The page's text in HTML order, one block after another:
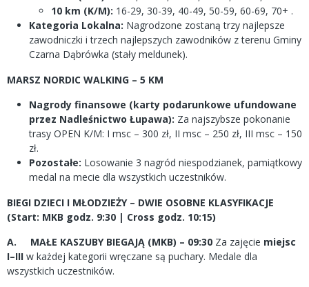
10 km (K/M): 16-29, 30-39, 40-49, 50-59, 60-69, 70+ .
Kategoria Lokalna: Nagrodzone zostaną trzy najlepsze
zawodniczki i trzech najlepszych zawodników z terenu Gminy
Czarna Dąbrówka (stały meldunek).
MARSZ NORDIC WALKING – 5 KM
Nagrody finansowe (karty podarunkowe ufundowane
przez Nadleśnictwo Łupawa): Za najszybsze pokonanie
trasy OPEN K/M: I msc – 300 zł, II msc – 250 zł, III msc – 150
zł.
Pozostałe: Losowanie 3 nagród niespodzianek, pamiątkowy
medal na mecie dla wszystkich uczestników.
BIEGI DZIECI I MŁODZIEŻY – DWIE OSOBNE KLASYFIKACJE
(Start: MKB godz. 9:30 | Cross godz. 10:15)
A. MAŁE KASZUBY BIEGAJĄ (MKB) – 09:30 Za zajęcie miejsc
I–III w każdej kategorii wręczane są puchary. Medale dla
wszystkich uczestników.